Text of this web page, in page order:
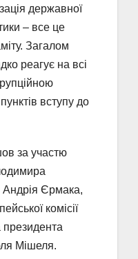
державної
– все це
Загалом
реагує на всі
вступу до
за участю
Андрія Єрмака,
комісії
Мішеля.